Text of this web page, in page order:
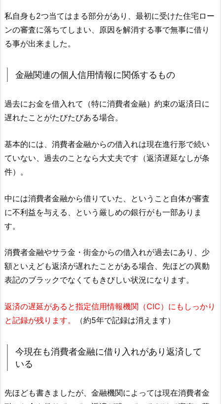
私自身も2つ当てはまる部分があり、最初に受けた住宅ロー
ンの審査に落ちてしまい、原因を解消する事で無事に借り
る事が出来ました。
金融関連の個人信用情報に関係するもの
過去にお金を借入れて（特に消費者金融）約束の返済日に
遅れたことがたびたびある場合。
基本的には、消費者金融からの借入れは現在進行形で続い
ていない、過去のことなら大丈夫です（返済遅延なしが条
件）。
中には消費者金融から借りていた、ということ自体が審査
に不利益を与える、という厳しめの銀行がも一部ありま
す。
消費者金融やサラ金・街金からの借入れが過去にあり、少
額といえども返済が遅れたことがある場合、先ほどの異動
表記のブラックでなくてもきびしい状況になります。
返済の遅延があると指定信用情報機関（CIC）にもしっかり
と記録が残ります。
（約5年で記録は消えます）
今現在も消費者金融に借り入れがあり返済して
いる
先ほども書きましたが、金融機関によっては現在消費者金